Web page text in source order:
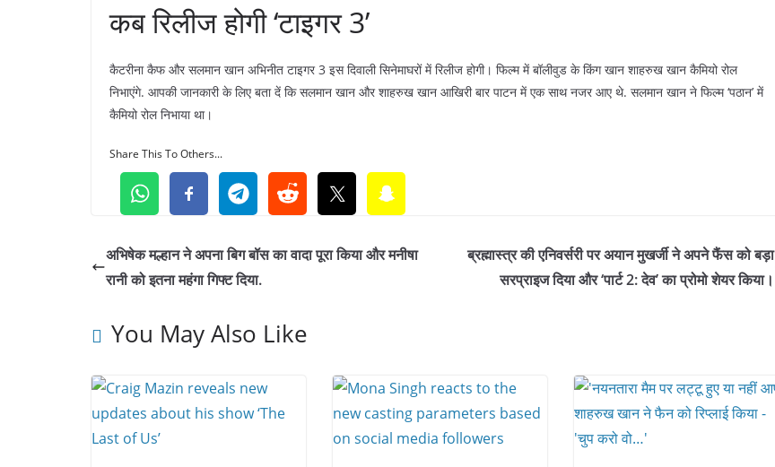
कब रिलीज होगी ‘टाइगर 3’
कैटरीना कैफ और सलमान खान अभिनीत टाइगर 3 इस दिवाली सिनेमाघरों में रिलीज होगी। फिल्म में बॉलीवुड के किंग खान शाहरुख खान कैमियो रोल
निभाएंगे. आपकी जानकारी के लिए बता दें कि सलमान खान और शाहरुख खान आखिरी बार पाटन में एक साथ नजर आए थे. सलमान खान ने फिल्म ‘पठान’ में
कैमियो रोल निभाया था।
Share This To Others...
अभिषेक मल्हान ने अपना बिग बॉस का वादा पूरा किया और मनीषा
रानी को इतना महंगा गिफ्ट दिया.
ब्रह्मास्त्र की एनिवर्सरी पर अयान मुखर्जी ने अपने फैंस को बड़ा
सरप्राइज दिया और ‘पार्ट 2: देव’ का प्रोमो शेयर किया।
You May Also Like